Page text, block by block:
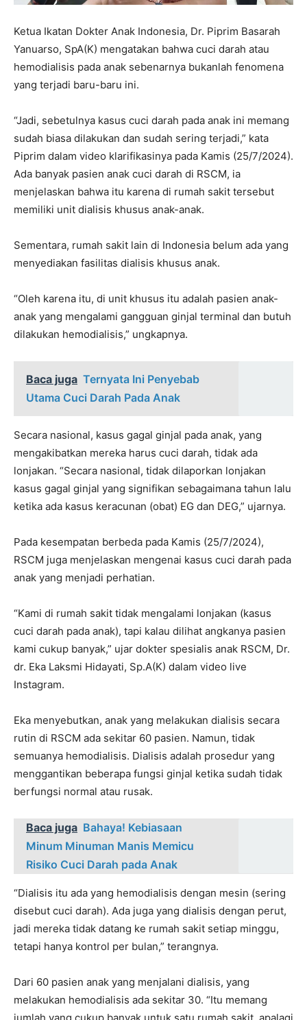
Ketua Ikatan Dokter Anak Indonesia, Dr. Piprim Basarah
Yanuarso, SpA(K) mengatakan bahwa cuci darah atau
hemodialisis pada anak sebenarnya bukanlah fenomena
yang terjadi baru-baru ini.
“Jadi, sebetulnya kasus cuci darah pada anak ini memang
sudah biasa dilakukan dan sudah sering terjadi,” kata
Piprim dalam video klarifikasinya pada Kamis (25/7/2024).
Ada banyak pasien anak cuci darah di RSCM, ia
menjelaskan bahwa itu karena di rumah sakit tersebut
memiliki unit dialisis khusus anak-anak.
Sementara, rumah sakit lain di Indonesia belum ada yang
menyediakan fasilitas dialisis khusus anak.
“Oleh karena itu, di unit khusus itu adalah pasien anak-
anak yang mengalami gangguan ginjal terminal dan butuh
dilakukan hemodialisis,” ungkapnya.
Baca juga Ternyata Ini Penyebab
Utama Cuci Darah Pada Anak
Secara nasional, kasus gagal ginjal pada anak, yang
mengakibatkan mereka harus cuci darah, tidak ada
lonjakan. “Secara nasional, tidak dilaporkan lonjakan
kasus gagal ginjal yang signifikan sebagaimana tahun lalu
ketika ada kasus keracunan (obat) EG dan DEG,” ujarnya.
Pada kesempatan berbeda pada Kamis (25/7/2024),
RSCM juga menjelaskan mengenai kasus cuci darah pada
anak yang menjadi perhatian.
“Kami di rumah sakit tidak mengalami lonjakan (kasus
cuci darah pada anak), tapi kalau dilihat angkanya pasien
kami cukup banyak,” ujar dokter spesialis anak RSCM, Dr.
dr. Eka Laksmi Hidayati, Sp.A(K) dalam video live
Instagram.
Eka menyebutkan, anak yang melakukan dialisis secara
rutin di RSCM ada sekitar 60 pasien. Namun, tidak
semuanya hemodialisis. Dialisis adalah prosedur yang
menggantikan beberapa fungsi ginjal ketika sudah tidak
berfungsi normal atau rusak.
Baca juga Bahaya! Kebiasaan
Minum Minuman Manis Memicu
Risiko Cuci Darah pada Anak
“Dialisis itu ada yang hemodialisis dengan mesin (sering
disebut cuci darah). Ada juga yang dialisis dengan perut,
jadi mereka tidak datang ke rumah sakit setiap minggu,
tetapi hanya kontrol per bulan,” terangnya.
Dari 60 pasien anak yang menjalani dialisis, yang
melakukan hemodialisis ada sekitar 30. “Itu memang